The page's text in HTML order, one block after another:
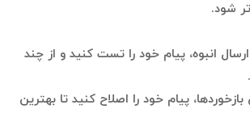
شود.
انبوه، پیام خود را تست کنید و از چند
پیام خود را اصلاح کنید تا بهترین